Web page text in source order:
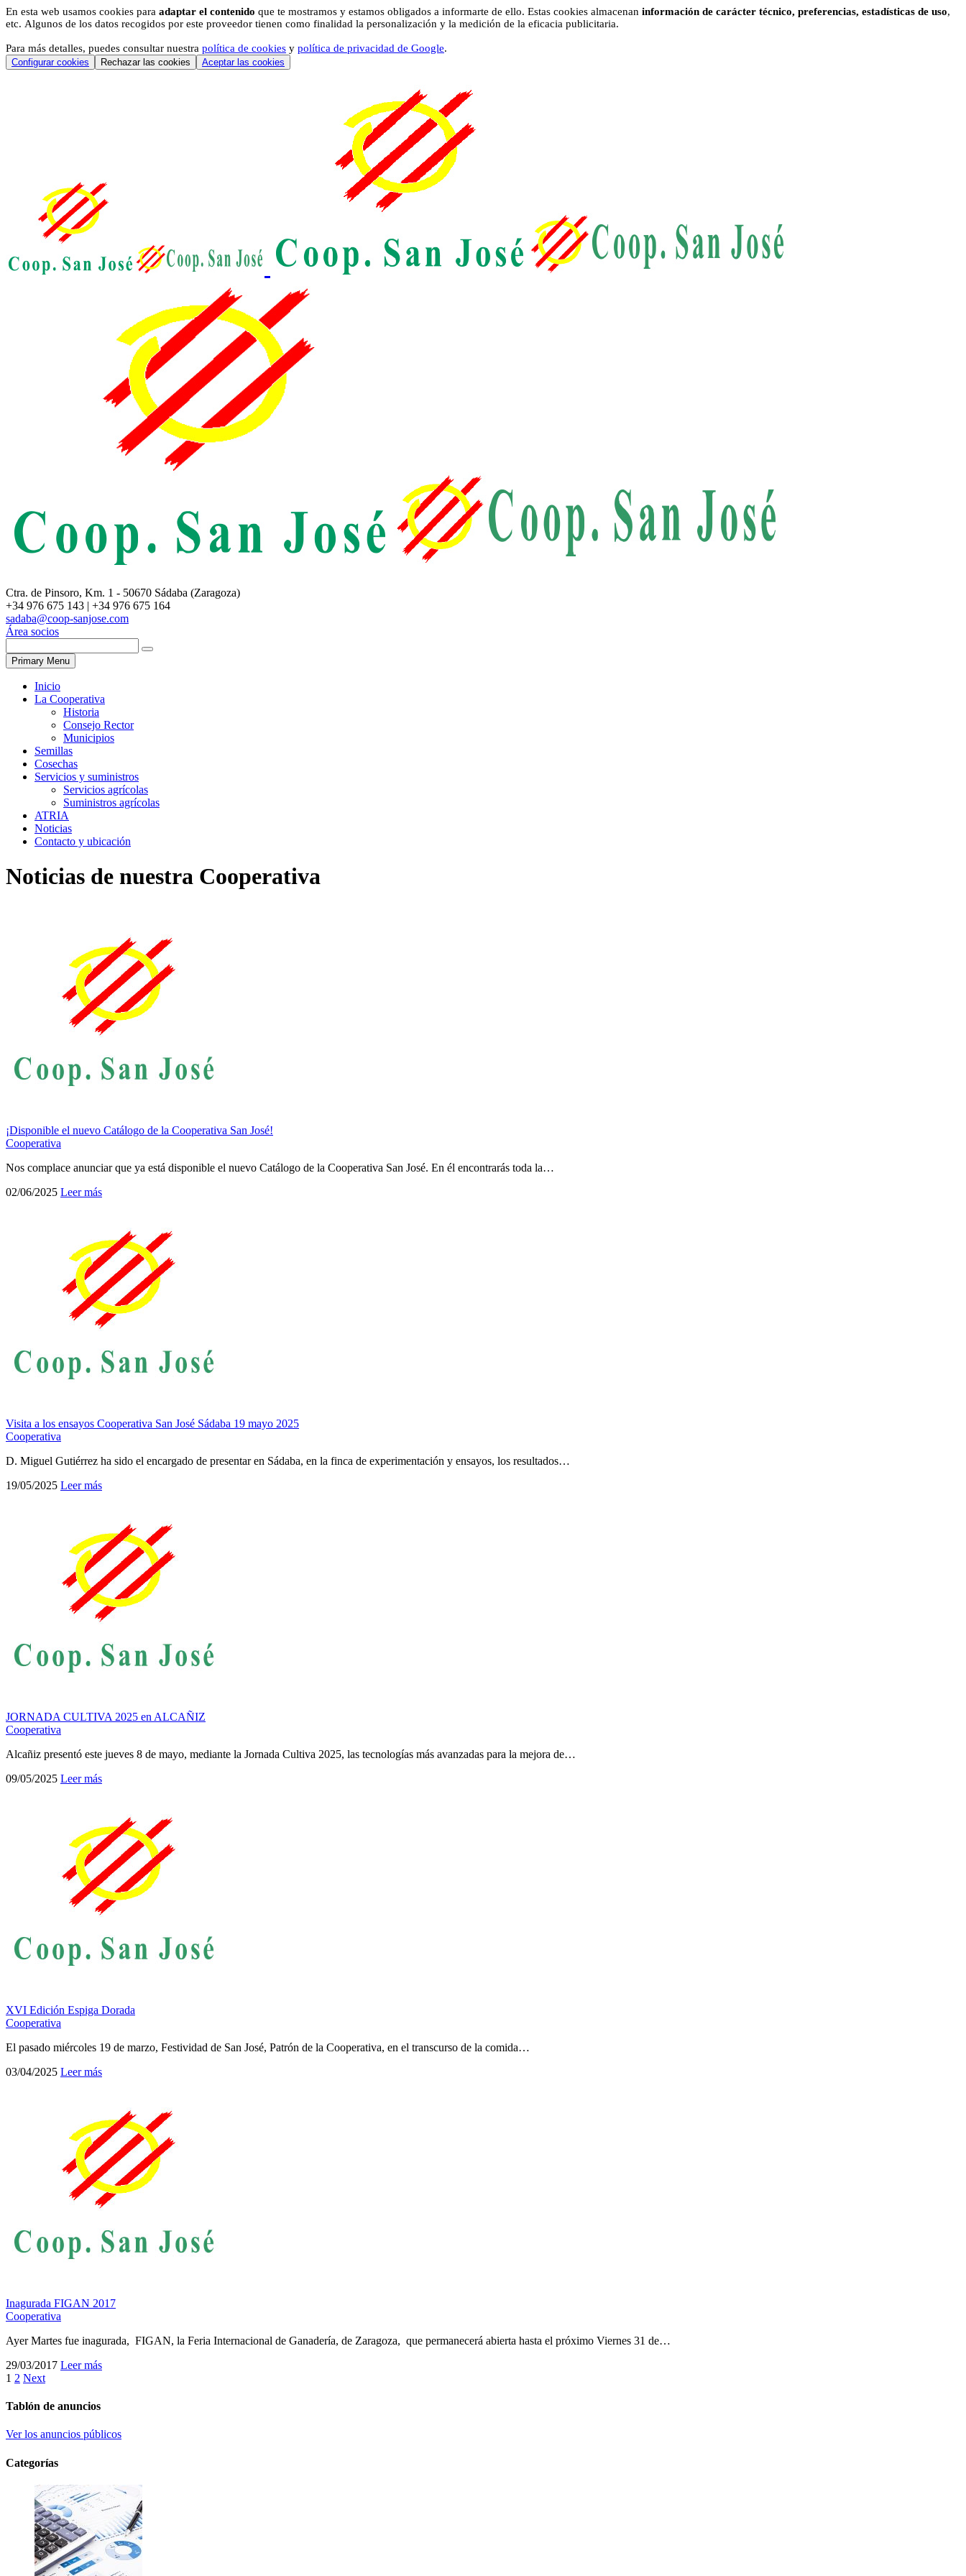
En esta web usamos cookies para adaptar el contenido que te mostramos y estamos obligados a informarte de ello. Estas cookies almacenan información de carácter técnico, preferencias, estadísticas de uso,
etc. Algunos de los datos recogidos por este proveedor tienen como finalidad la personalización y la medición de la eficacia publicitaria.
Para más detalles, puedes consultar nuestra política de cookies y política de privacidad de Google.
Configurar cookies Rechazar las cookies Aceptar las cookies
Ctra. de Pinsoro, Km. 1 - 50670 Sádaba (Zaragoza)
+34 976 675 143 | +34 976 675 164
sadaba@coop-sanjose.com
Área socios
Primary Menu
Inicio
La Cooperativa
Historia
Consejo Rector
Municipios
Semillas
Cosechas
Servicios y suministros
Servicios agrícolas
Suministros agrícolas
ATRIA
Noticias
Contacto y ubicación
Noticias de nuestra Cooperativa
¡Disponible el nuevo Catálogo de la Cooperativa San José!
Cooperativa
Nos complace anunciar que ya está disponible el nuevo Catálogo de la Cooperativa San José. En él encontrarás toda la…
02/06/2025 Leer más
Visita a los ensayos Cooperativa San José Sádaba 19 mayo 2025
Cooperativa
D. Miguel Gutiérrez ha sido el encargado de presentar en Sádaba, en la finca de experimentación y ensayos, los resultados…
19/05/2025 Leer más
JORNADA CULTIVA 2025 en ALCAÑIZ
Cooperativa
Alcañiz presentó este jueves 8 de mayo, mediante la Jornada Cultiva 2025, las tecnologías más avanzadas para la mejora de…
09/05/2025 Leer más
XVI Edición Espiga Dorada
Cooperativa
El pasado miércoles 19 de marzo, Festividad de San José, Patrón de la Cooperativa, en el transcurso de la comida…
03/04/2025 Leer más
Inagurada FIGAN 2017
Cooperativa
Ayer Martes fue inagurada, FIGAN, la Feria Internacional de Ganadería, de Zaragoza, que permanecerá abierta hasta el próximo Viernes 31 de…
29/03/2017 Leer más
1 2 Next
Tablón de anuncios
Ver los anuncios públicos
Categorías